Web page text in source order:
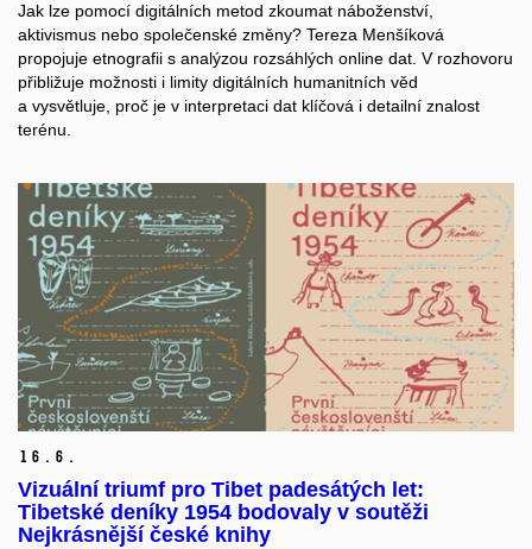
Jak lze pomocí digitálních metod zkoumat náboženství,
aktivismus nebo společenské změny? Tereza Menšíková
propojuje etnografii s analýzou rozsáhlých online dat. V rozhovoru
přibližuje možnosti i limity digitálních humanitních věd
a vysvětluje, proč je v interpretaci dat klíčová i detailní znalost
terénu.
16. 6.
Vizuální triumf pro Tibet padesátých let:
Tibetské deníky 1954 bodovaly v soutěži
Nejkrásnější české knihy